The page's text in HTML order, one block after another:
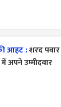
आहट :शरद पवार
में अपने उम्मीदवार